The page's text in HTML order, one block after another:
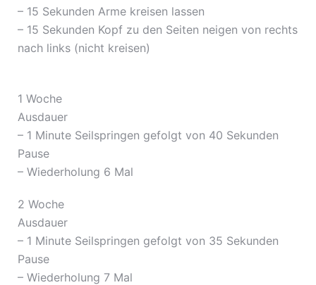
– 15 Sekunden Arme kreisen lassen
– 15 Sekunden Kopf zu den Seiten neigen von rechts
nach links (nicht kreisen)
1 Woche
Ausdauer
– 1 Minute Seilspringen gefolgt von 40 Sekunden
Pause
– Wiederholung 6 Mal
2 Woche
Ausdauer
– 1 Minute Seilspringen gefolgt von 35 Sekunden
Pause
– Wiederholung 7 Mal